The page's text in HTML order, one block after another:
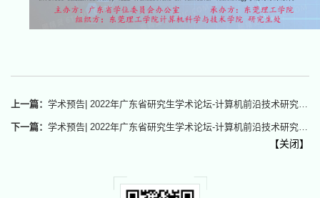
上一篇： 学术预告| 2022年广东省研究生学术论坛-计算机前沿技术研究论坛(优秀论文评选）
下一篇： 学术预告| 2022年广东省研究生学术论坛-计算机前沿技术研究论坛（计算机视觉）
【关闭】